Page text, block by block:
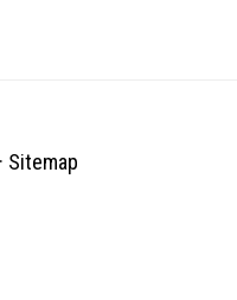
· Sitemap